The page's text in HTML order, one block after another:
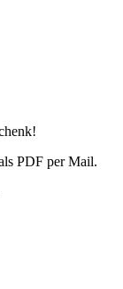
PDF per Mail.